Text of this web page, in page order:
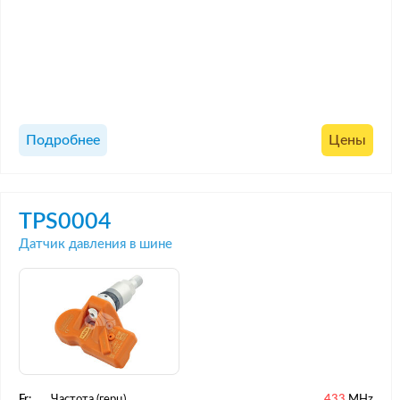
Подробнее Цены
TPS0004
Датчик давления в шине